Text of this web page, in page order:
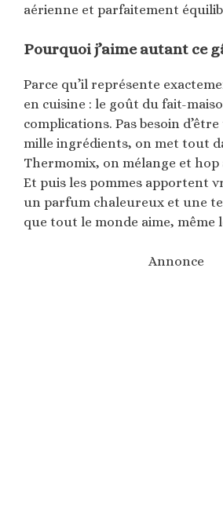
aérienne et parfaitement
Pourquoi j’aime autant ce
Parce qu’il représente
en cuisine : le goût du fait-
complications. Pas besoin
mille ingrédients, on met tout
Thermomix, on mélange et hop
Et puis les pommes apportent
un parfum chaleureux et une
que tout le monde aime, même
Annonce